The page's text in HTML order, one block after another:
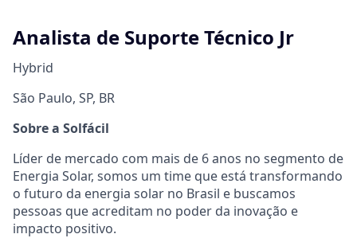
Analista de Suporte Técnico Jr
Hybrid
São Paulo, SP, BR
Sobre a Solfácil
Líder de mercado com mais de 6 anos no segmento de
Energia Solar, somos um time que está transformando
o futuro da energia solar no Brasil e buscamos
pessoas que acreditam no poder da inovação e
impacto positivo.